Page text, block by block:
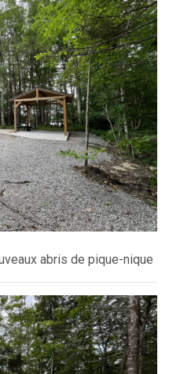
abris de pique-nique